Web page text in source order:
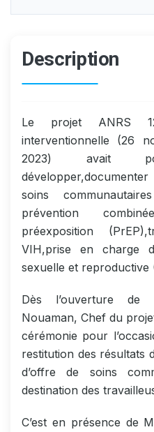
Description
Le projet ANRS
interventionnelle (26
2023) avait
soins
prévention
préexposition
VIH,prise en charge
sexuelle et reproductive
Dès l’ouverture de
Nouaman, Chef du
cérémonie pour
restitution des résultats
d’offre de soins
destination des
C’est en présence de